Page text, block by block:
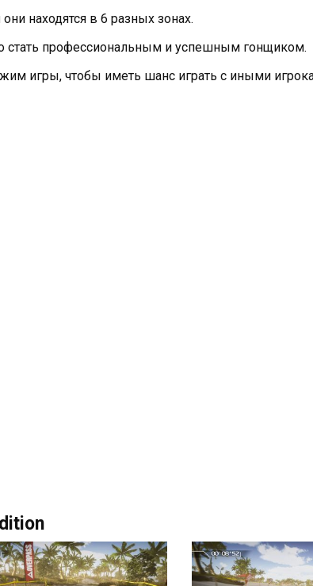
находятся в 6 разных зонах.
стать профессиональным и успешным гонщиком.
игры, чтобы иметь шанс играть с иными